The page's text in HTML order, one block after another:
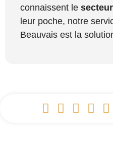
connaissent le
leur poche, notre
Beauvais est la
    